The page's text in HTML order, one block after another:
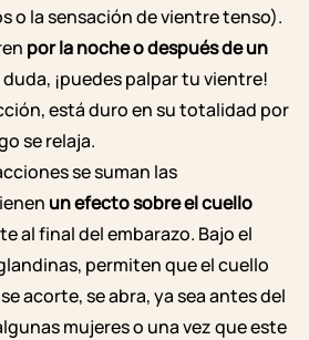
o la sensación de vientre tenso).
por la noche o después de un
duda, ¡puedes palpar tu vientre!
está duro en su totalidad por
se relaja.
se suman las
un efecto sobre el cuello
al final del embarazo. Bajo el
permiten que el cuello
acorte, se abra, ya sea antes del
mujeres o una vez que este